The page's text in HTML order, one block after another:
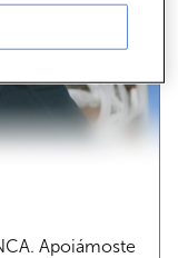
Apoiámoste